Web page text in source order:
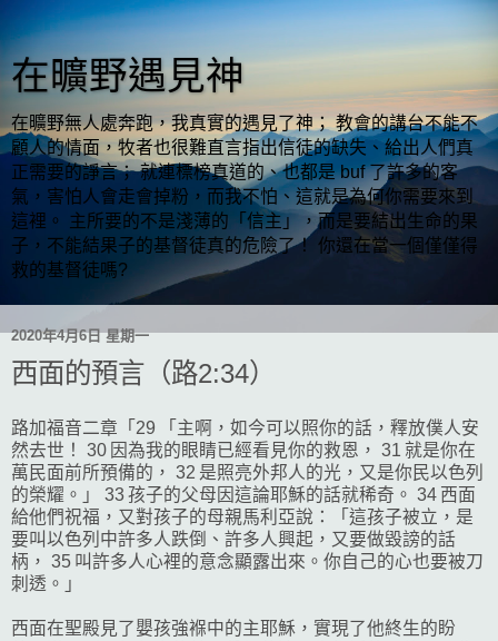
在曠野遇見神
在曠野無人處奔跑，我真實的遇見了神； 教會的講台不能不
顧人的情面，牧者也很難直言指出信徒的缺失、給出人們真
正需要的諍言； 就連標榜真道的、也都是 buf 了許多的客
氣，害怕人會走會掉粉，而我不怕、這就是為何你需要來到
這裡。 主所要的不是淺薄的「信主」，而是要結出生命的果
子，不能結果子的基督徒真的危險了！ 你還在當一個僅僅得
救的基督徒嗎?
2020年4月6日 星期一
西面的預言（路2:34）
路加福音二章「29 「主啊，如今可以照你的話，釋放僕人安
然去世！ 30 因為我的眼睛已經看見你的救恩， 31 就是你在
萬民面前所預備的， 32 是照亮外邦人的光，又是你民以色列
的榮耀。」 33 孩子的父母因這論耶穌的話就稀奇。 34 西面
給他們祝福，又對孩子的母親馬利亞說：「這孩子被立，是
要叫以色列中許多人跌倒、許多人興起，又要做毀謗的話
柄， 35 叫許多人心裡的意念顯露出來。你自己的心也要被刀
刺透。」
西面在聖殿見了嬰孩強褓中的主耶穌，實現了他終生的盼